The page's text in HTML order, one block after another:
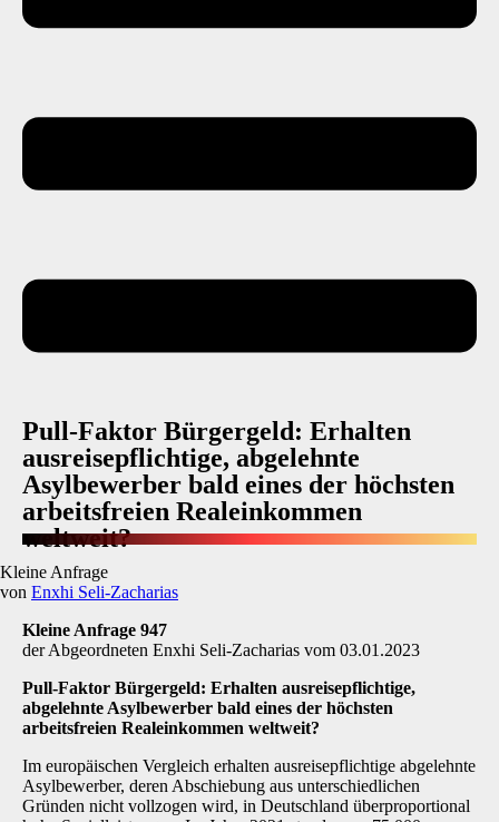
Pull-Faktor Bürgergeld: Erhalten
ausreisepflichtige, abgelehnte
Asylbewerber bald eines der höchsten
arbeitsfreien Realeinkommen
weltweit?
Kleine Anfrage
von Enxhi Seli-Zacharias
Kleine Anfrage 947
der Abgeordneten Enxhi Seli-Zacharias vom 03.01.2023
Pull-Faktor Bürgergeld: Erhalten ausreisepflichtige,
abgelehnte Asylbewerber bald eines der höchsten
arbeitsfreien Realeinkommen weltweit?
Im europäischen Vergleich erhalten ausreisepflichtige abgelehnte
Asylbewerber, deren Abschiebung aus unterschiedlichen
Gründen nicht vollzogen wird, in Deutschland überproportional